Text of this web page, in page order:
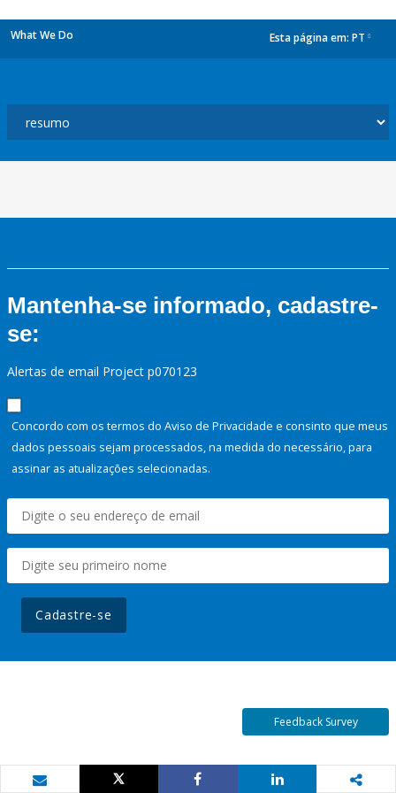
What We Do Esta página em: PT
Mantenha-se informado, cadastre-
se:
Alertas de email Project p070123
Concordo com os termos do Aviso de Privacidade e consinto que meus
dados pessoais sejam processados, na medida do necessário, para
assinar as atualizações selecionadas.
Cadastre-se
Feedback Survey